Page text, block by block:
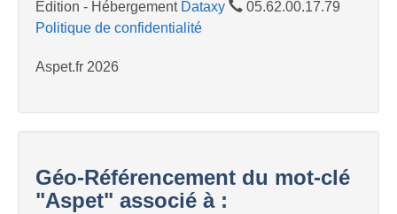
Edition - Hébergement Dataxy
05.62.00.17.79
Politique de confidentialité
Aspet.fr 2026
Géo-Référencement du mot-clé
"Aspet" associé à :